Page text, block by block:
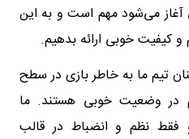
آغاز می‌شود مهم است و به این
و کیفیت خوبی ارائه بدهیم.
تیم ما به خاطر بازی در سطح
در وضعیت خوبی هستند. ما
فقط نظم و انضباط در قالب